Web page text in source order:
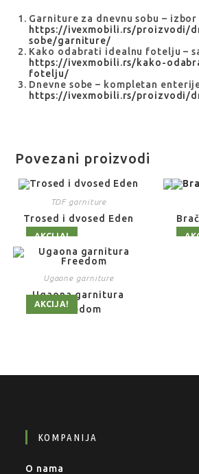
Garniture za dnevnu sobu –
https://ivexmobili.rs/proizvodi/
sobe/garniture/
Kako odabrati idealnu fotelju –
https://ivexmobili.rs/kako-
fotelju/
Dnevne sobe – kompletan
https://ivexmobili.rs/proizvodi/
Povezani proizvodi
AKCIJA!
TDF garniture
Trosed i dvosed Eden
AKCIJA!
Ugaone garniture
Ugaona garnitura
Freedom
KOMPANIJA
O nama